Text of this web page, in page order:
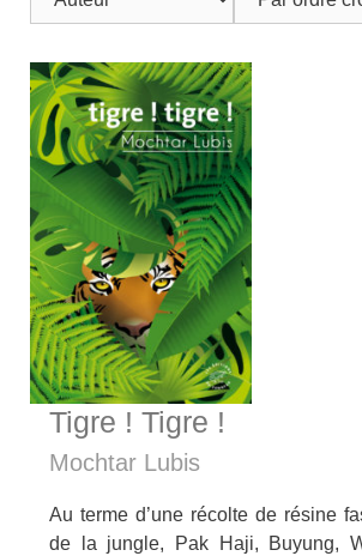
Tigre ! Tigre !
Mochtar Lubis
Au terme d’une récolte de résine
de la jungle, Pak Haji, Buyung,